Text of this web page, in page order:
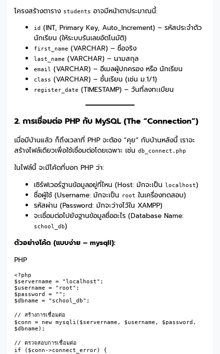
โครงสร้างตาราง students อาจมีหน้าตาประมาณนี้:
id (INT, Primary Key, Auto_Increment) – รหัสประจำตัว
นักเรียน (ให้ระบบรันเลขอัตโนมัติ)
first_name (VARCHAR) – ชื่อจริง
last_name (VARCHAR) – นามสกุล
email (VARCHAR) – อีเมลผู้ปกครอง หรือ นักเรียน
class (VARCHAR) – ชั้นเรียน (เช่น ม.1/1)
register_date (TIMESTAMP) – วันที่ลงทะเบียน
2. การเชื่อมต่อ PHP กับ MySQL (The “Connection”)
เมื่อมีบ้านแล้ว ก็ถึงเวลาที่ PHP จะต้อง “คุย” กับบ้านหลังนี้ เราจะ
สร้างไฟล์เดียวเพื่อใช้เชื่อมต่อโดยเฉพาะ เช่นdb_connect.php
ในไฟล์นี้ จะมีโค้ดที่บอก PHP ว่า:
เซิร์ฟเวอร์ฐานข้อมูลอยู่ที่ไหน (Host: มักจะเป็นlocalhost)
ชื่อผู้ใช้ (Username: มักจะเป็น
root ในเครื่องทดสอบ)
รหัสผ่าน (Password: มักจะว่างไว้ใน XAMPP)
จะเชื่อมต่อไปยังฐานข้อมูลชื่ออะไร (Database Name:
school_db)
ตัวอย่างโค้ด (แบบง่าย – mysqli):
PHP
<?php
$servername = "localhost";
$username = "root";
$password = "";
$dbname = "school_db";
// สร้างการเชื่อมต่อ
$conn = new mysqli($servername, $username, $password,
$dbname);
// ตรวจสอบการเชื่อมต่อ
if ($conn->connect_error) {